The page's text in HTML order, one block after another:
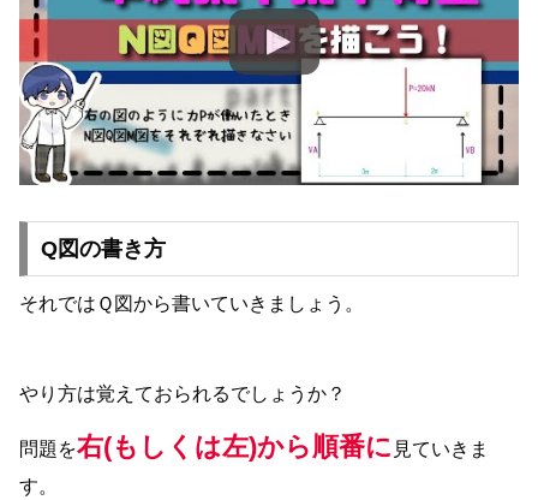
Q図の書き方
それではＱ図から書いていきましょう。
やり方は覚えておられるでしょうか？
問題を右(もしくは左)から順番に 見ていきま
す。